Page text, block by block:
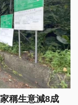
稱生意減8成